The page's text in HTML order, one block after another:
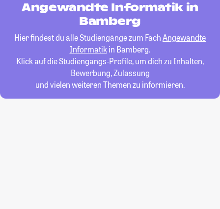
Angewandte Informatik in
Bamberg
Hier findest du alle Studiengänge zum FachAngewandte
Informatikin Bamberg.
Klick auf die Studiengangs-Profile, um dich zu Inhalten,
Bewerbung, Zulassung
und vielen weiteren Themen zu informieren.